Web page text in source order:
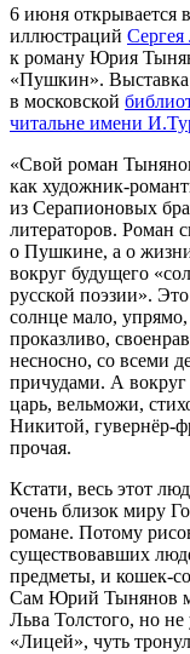
6 июня открывается
иллюстраций
к роману Юрия
«Пушкин». Выставка
в московской
читальне имени
«Свой роман
как художник-
из Серапионовых
литераторов. Роман
о Пушкине, а о
вокруг будущего
русской поэзии».
солнце мало, упрямо,
проказливо,
несносно, со всеми
причудами. А
царь, вельможи,
Никитой, гувернёр-
прочая.
Кстати, весь этот
очень близок миру
романе. Потому
существовавших
предметы, и кошек-
Сам Юрий Тынянов
Льва Толстого, но не
«Лицей», чуть